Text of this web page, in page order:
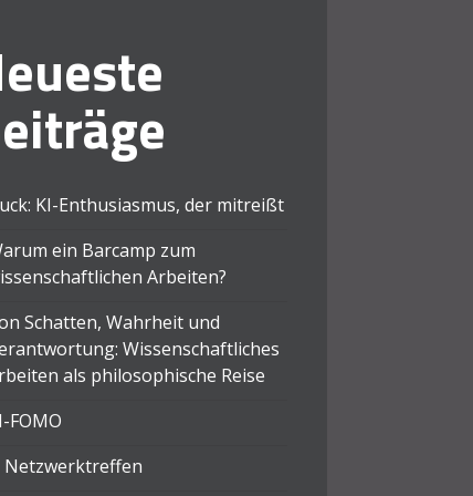
KI-Enthusiasmus, der mitreißt
ein Barcamp zum
Arbeiten?
Schatten, Wahrheit und
Wissenschaftliches
als philosophische Reise
FOMO
Netzwerktreffen